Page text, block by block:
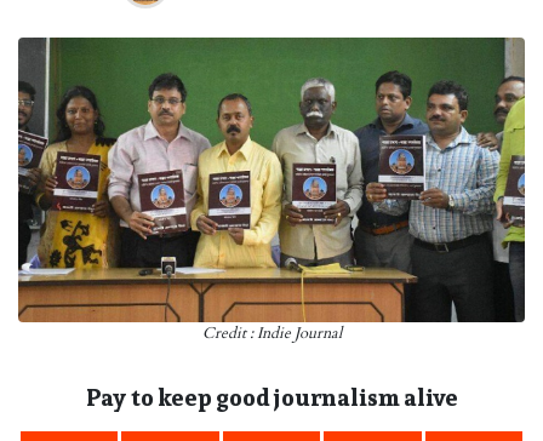
Credit : Indie Journal
Pay to keep good journalism alive